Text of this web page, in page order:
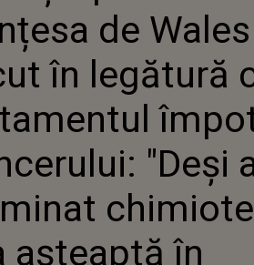
LUNG
de
în legătură
"Deși
așteaptă în